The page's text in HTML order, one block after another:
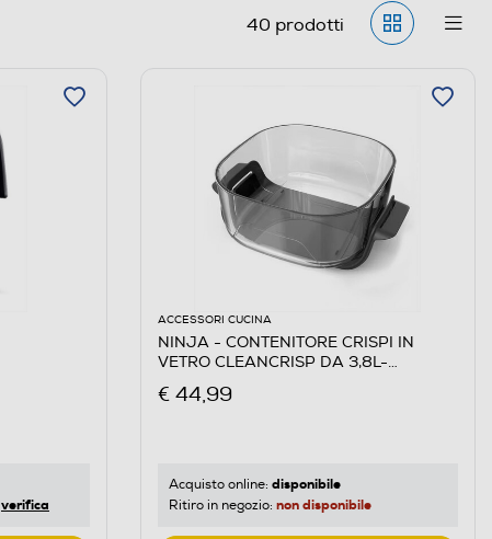
40 prodotti
verifica
ACCESSORI CUCINA
NINJA - CONTENITORE CRISPI IN
VETRO CLEANCRISP DA 3,8L-
€ 44,99
Acquisto online: disponibile
Ritiro in negozio: non disponibile